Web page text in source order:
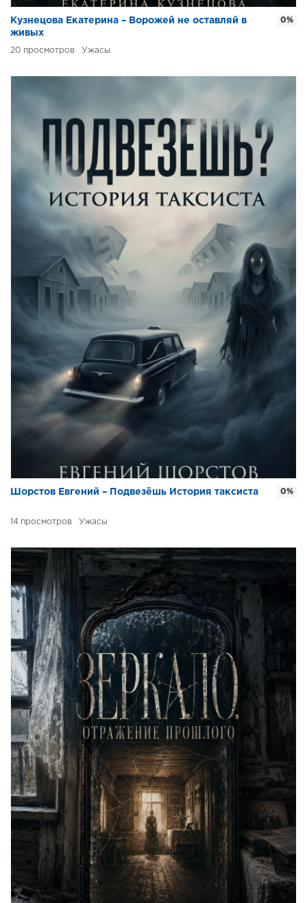
Кузнецова Екатерина – Ворожей не оставляй в
живых
20 Ужасы
0%
Шорстов Евгений – Подвезёшь История таксиста
14 Ужасы
0%